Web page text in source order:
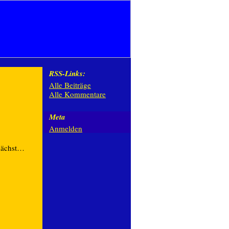
RSS-Links:
Alle Beiträge
Alle Kommentare
Meta
Anmelden